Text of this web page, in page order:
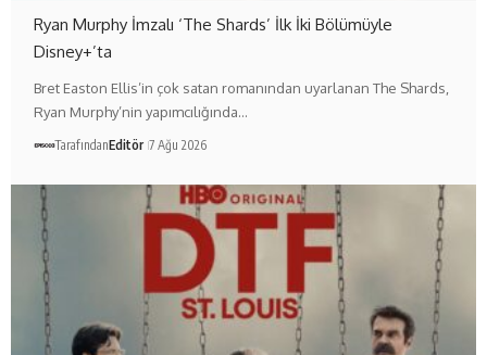
Ryan Murphy İmzalı ‘The Shards’ İlk İki Bölümüyle
Disney+’ta
Bret Easton Ellis’in çok satan romanından uyarlanan The Shards,
Ryan Murphy’nin yapımcılığında…
TarafındanEditör 7 Ağu 2026